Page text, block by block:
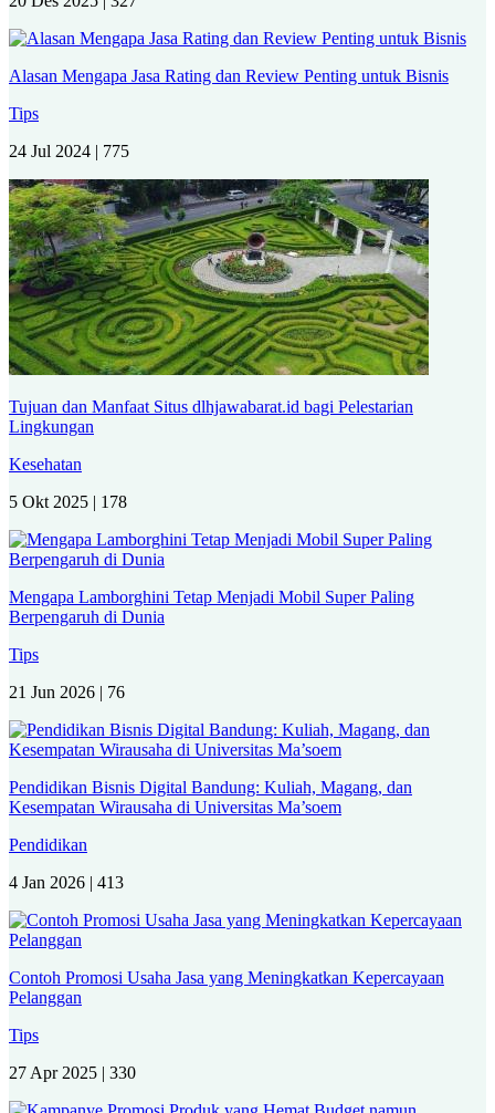
Alasan Mengapa Jasa Rating dan Review Penting untuk Bisnis
Tips
24 Jul 2024 | 775
Tujuan dan Manfaat Situs dlhjawabarat.id bagi Pelestarian
Lingkungan
Kesehatan
5 Okt 2025 | 178
Mengapa Lamborghini Tetap Menjadi Mobil Super Paling
Berpengaruh di Dunia
Tips
21 Jun 2026 | 76
Pendidikan Bisnis Digital Bandung: Kuliah, Magang, dan
Kesempatan Wirausaha di Universitas Ma’soem
Pendidikan
4 Jan 2026 | 413
Contoh Promosi Usaha Jasa yang Meningkatkan Kepercayaan
Pelanggan
Tips
27 Apr 2025 | 330